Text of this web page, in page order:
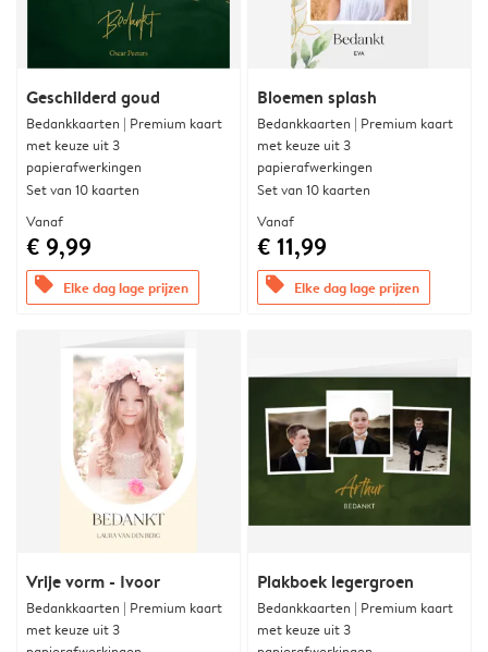
Geschilderd goud
Bedankkaarten | Premium kaart
met keuze uit 3
papierafwerkingen
Set van 10 kaarten
Vanaf
€ 9,99
offers Elke dag lage prijzen
Bloemen splash
Bedankkaarten | Premium kaart
met keuze uit 3
papierafwerkingen
Set van 10 kaarten
Vanaf
€ 11,99
offers Elke dag lage prijzen
Vrije vorm - Ivoor
Bedankkaarten | Premium kaart
met keuze uit 3
Plakboek legergroen
Bedankkaarten | Premium kaart
met keuze uit 3